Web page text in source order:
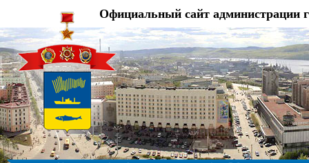
Официальный сайт администрации